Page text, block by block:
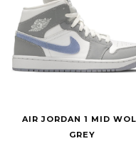
AIR JORDAN 1 MID
GREY